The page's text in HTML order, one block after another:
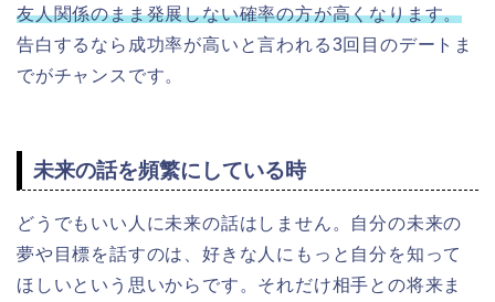
友人関係のまま発展しない確率の方が高くなります。
告白するなら成功率が高いと言われる3回目のデートま
でがチャンスです。
未来の話を頻繁にしている時
どうでもいい人に未来の話はしません。自分の未来の
夢や目標を話すのは、好きな人にもっと自分を知って
ほしいという思いからです。それだけ相手との将来ま